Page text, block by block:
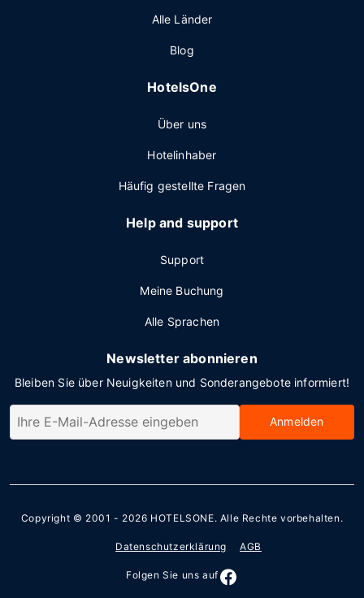
Alle Länder
Blog
HotelsOne
Über uns
Hotelinhaber
Häufig gestellte Fragen
Help and support
Support
Meine Buchung
Alle Sprachen
Newsletter abonnieren
Bleiben Sie über Neuigkeiten und Sonderangebote informiert!
Anmelden
Copyright © 2001 - 2026 HOTELSONE. Alle Rechte vorbehalten.
Datenschutzerklärung AGB
Folgen Sie uns auf